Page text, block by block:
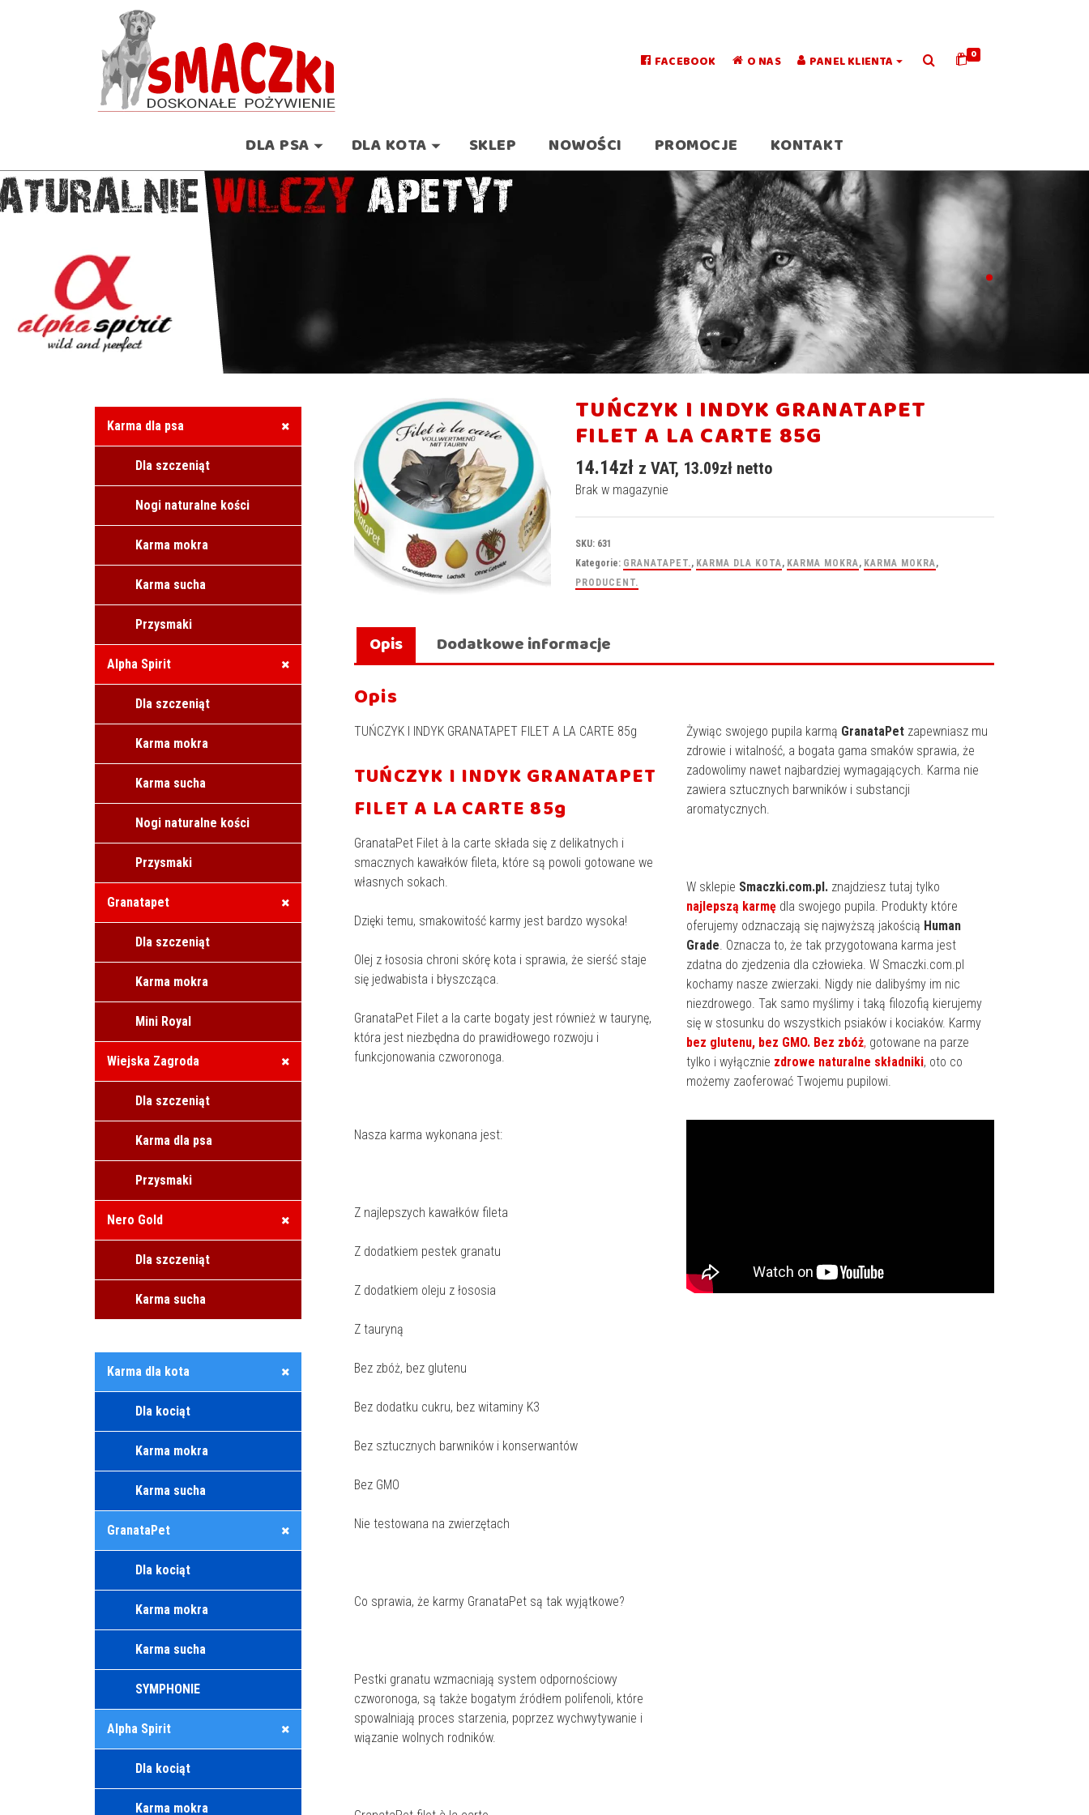
FACEBOOK O NAS PANEL KLIENTA 0
DLA PSA DLA KOTA SKLEP NOWOŚCI PROMOCJE KONTAKT
.
TUŃCZYK I INDYK GRANATAPET
FILET A LA CARTE 85G
14.14zł z VAT, 13.09zł netto
Brak w magazynie
SKU: 631
Kategorie: GRANATAPET., KARMA DLA KOTA, KARMA MOKRA, KARMA MOKRA,
PRODUCENT.
Opis Dodatkowe informacje
Opis
TUŃCZYK I INDYK GRANATAPET FILET A LA CARTE 85g
TUŃCZYK I INDYK GRANATAPET
FILET A LA CARTE 85g
GranataPet Filet à la carte składa się z delikatnych i
smacznych kawałków fileta, które są powoli gotowane we
własnych sokach.
Dzięki temu, smakowitość karmy jest bardzo wysoka!
Olej z łososia chroni skórę kota i sprawia, że sierść staje
się jedwabista i błyszcząca.
GranataPet Filet a la carte bogaty jest również w taurynę,
która jest niezbędna do prawidłowego rozwoju i
funkcjonowania czworonoga.
Nasza karma wykonana jest:
Z najlepszych kawałków fileta
Z dodatkiem pestek granatu
Z dodatkiem oleju z łososia
Z tauryną
Bez zbóż, bez glutenu
Bez dodatku cukru, bez witaminy K3
Bez sztucznych barwników i konserwantów
Bez GMO
Nie testowana na zwierzętach
Co sprawia, że karmy GranataPet są tak wyjątkowe?
Pestki granatu wzmacniają system odpornościowy
czworonoga, są także bogatym źródłem polifenoli, które
spowalniają proces starzenia, poprzez wychwytywanie i
wiązanie wolnych rodników.
Żywiąc swojego pupila karmą GranataPet zapewniasz mu
zdrowie i witalność, a bogata gama smaków sprawia, że
zadowolimy nawet najbardziej wymagających. Karma nie
zawiera sztucznych barwników i substancji
aromatycznych.
W sklepie Smaczki.com.pl. znajdziesz tutaj tylko
najlepszą karmę dla swojego pupila. Produkty które
oferujemy odznaczają się najwyższą jakością Human
Grade. Oznacza to, że tak przygotowana karma jest
zdatna do zjedzenia dla człowieka. W Smaczki.com.pl
kochamy nasze zwierzaki. Nigdy nie dalibyśmy im nic
niezdrowego. Tak samo myślimy i taką filozofią kierujemy
się w stosunku do wszystkich psiaków i kociaków. Karmy
bez glutenu, bez GMO. Bez zbóż, gotowane na parze
tylko i wyłącznie zdrowe naturalne składniki, oto co
możemy zaoferować Twojemu pupilowi.
Karma dla psa
Dla szczeniąt
Nogi naturalne kości
Karma mokra
Karma sucha
Przysmaki
Alpha Spirit
Dla szczeniąt
Karma mokra
Karma sucha
Nogi naturalne kości
Przysmaki
Granatapet
Dla szczeniąt
Karma mokra
Mini Royal
Wiejska Zagroda
Dla szczeniąt
Karma dla psa
Przysmaki
Nero Gold
Dla szczeniąt
Karma sucha
Karma dla kota
Dla kociąt
Karma mokra
Karma sucha
GranataPet
Dla kociąt
Karma mokra
Karma sucha
SYMPHONIE
Alpha Spirit
Dla kociąt
Karma mokra